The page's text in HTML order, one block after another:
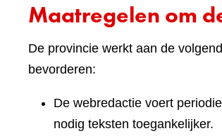
Maatregelen om
De provincie werkt aan de
bevorderen:
De webredactie voert
nodig teksten toegankelijker.